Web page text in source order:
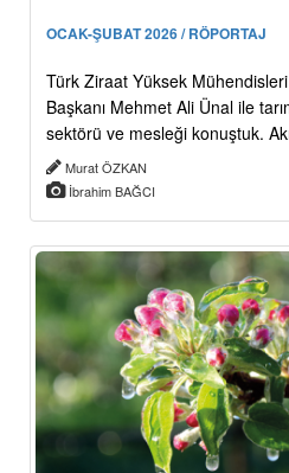
OCAK-ŞUBAT 2026 / RÖPORTAJ
Türk Ziraat Yüksek
Başkanı Mehmet Ali Ünal ile
sektörü ve mesleği konuştuk.
Murat ÖZKAN
İbrahim BAĞCI